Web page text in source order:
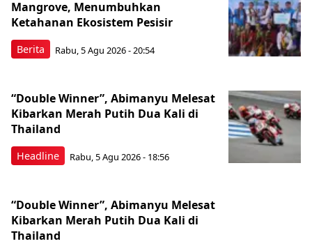
Berita
Mangrove, Menumbuhkan
Ketahanan Ekosistem Pesisir
Rabu, 5 Agu 2026 - 20:54
Headline
“Double Winner”, Abimanyu Melesat
Kibarkan Merah Putih Dua Kali di
Thailand
Rabu, 5 Agu 2026 - 18:56
“Double Winner”, Abimanyu Melesat
Kibarkan Merah Putih Dua Kali di
Thailand